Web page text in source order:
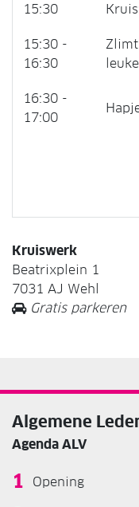
15:30
15:30 -
16:30
16:30 -
17:00
Kruiswerk
Beatrixplein 1
7031 AJ Wehl
Gratis parkeren
Algemene
Agenda ALV
Opening